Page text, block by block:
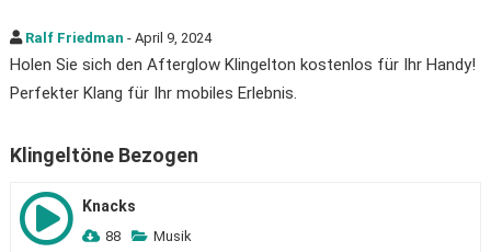
Ralf Friedman - April 9, 2024
Holen Sie sich den Afterglow Klingelton kostenlos für Ihr Handy!
Perfekter Klang für Ihr mobiles Erlebnis.
Klingeltöne Bezogen
Knacks
88 Musik